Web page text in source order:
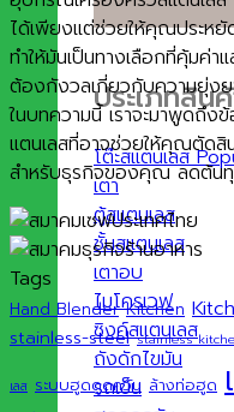
ประเภทสิน
โต๊ะสแตนเลส
เตา
ตู้สแตนเลส
ชั้นสแตนเลส
เตาอบ
ไมโครเวฟ
ซิงค์สแตนเลส
ถังดักไขมัน
รถเข็น
ได้เพียงแต่ช่วยให้คุณประห
ทำให้มันเป็นทางเลือกที่คุ้มค่
ต้องกังวลเกี่ยวกับความยุ่ง
ในบทความนี้ เราจะมาพูดถึ
แตนเลสที่อาจช่วยให้คุณตัดสิ
สำหรับธุรกิจของคุณ ลดต้นทุ
Tags
Hand Blender Kitchen
stainless-steel stainless
เลส ระบบฮูดดูดควัน ล้างท่อฮูด